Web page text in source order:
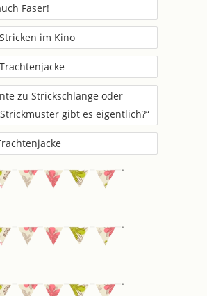
Faser!
Stricken im Kino
Trachtenjacke
zu Strickschlange oder
gibt es eigentlich?“